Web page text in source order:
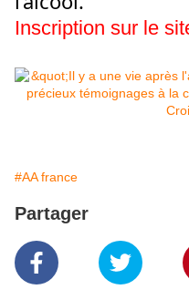
Inscription sur le
#AA france
Partager